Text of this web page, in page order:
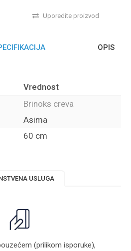
Uporedite proizvod
OPIS
Vrednost
Brinoks creva
Asima
60 cm
USLUGA
(prilikom isporuke),